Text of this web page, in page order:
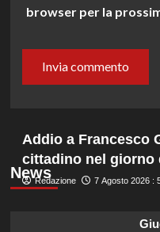
browser per la
News
Addio a Francesco
cittadino nel giorno
Redazione 7 Agosto 2026 :